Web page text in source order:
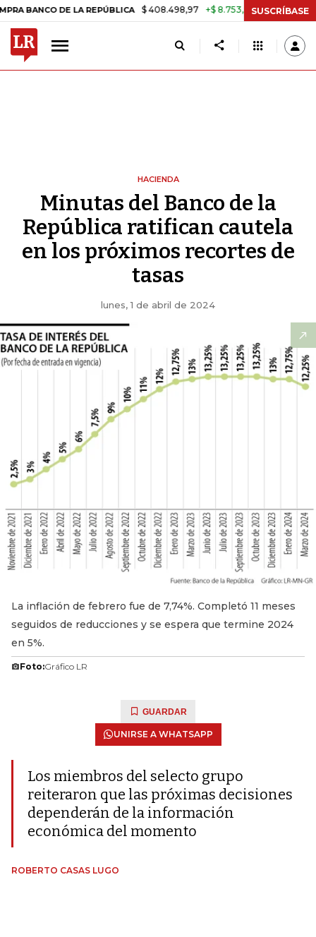
DE LA REPÚBLICA $ 408.498,97 +$ 8.753,81 +2,19% TASA DE
SUSCRÍBASE
HACIENDA
Minutas del Banco de la
República ratifican cautela
en los próximos recortes de
tasas
lunes, 1 de abril de 2024
La inflación de febrero fue de 7,74%. Completó 11 meses
seguidos de reducciones y se espera que termine 2024
en 5%.
Foto:Gráfico LR
GUARDAR
UNIRSE A WHATSAPP
Los miembros del selecto grupo
reiteraron que las próximas decisiones
dependerán de la información
económica del momento
ROBERTO CASAS LUGO